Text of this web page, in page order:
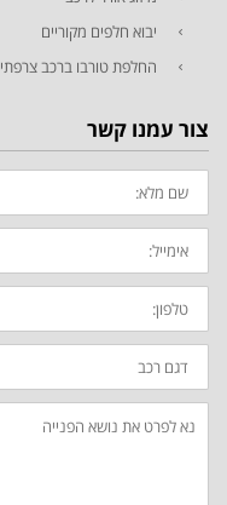
יבוא חלפים מקוריים
החלפת טורבו ברכב צרפתי
צור עמנו קשר
שם
מלא:
אימייל:
טלפון:
דגם
רכב:
ההודעה
שלך: